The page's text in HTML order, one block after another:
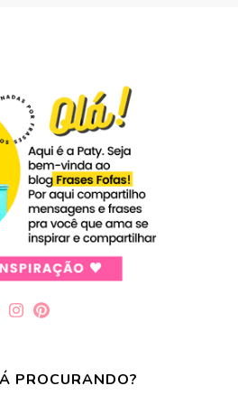
PROCURANDO?